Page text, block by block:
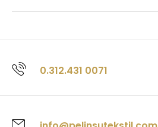
0.312.431 0071